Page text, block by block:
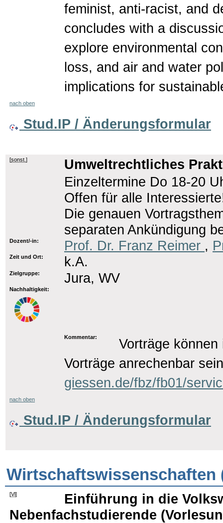
feminist, anti-racist, and
concludes with a
explore environmental
loss, and air and water
implications for
nach oben
Stud.IP / Änderungsformular
[sonst. ]
Umweltrechtliches
Einzeltermine Do 18-20
Offen für alle
Die genauen
separaten Ankündigung
Dozent/-in: Prof. Dr. Franz Reimer ,
Zeit und Ort: k.A.
Zielgruppe: Jura, WV
Nachhaltigkeit:
Kommentar:
Vorträge
Vorträge anrechenbar
giessen.de/fbz/fb01/
nach oben
Stud.IP / Änderungsformular
Wirtschaftswissenschaften
[Vl]
Einführung in die
Nebenfachstudierende